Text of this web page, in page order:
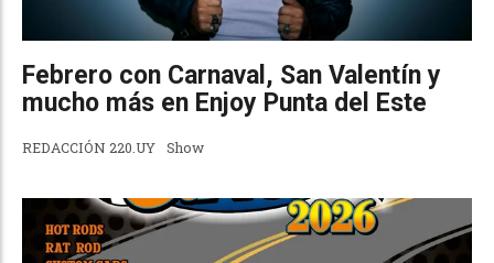
Febrero con Carnaval, San Valentín y
mucho más en Enjoy Punta del Este
REDACCIÓN 220.UY Show